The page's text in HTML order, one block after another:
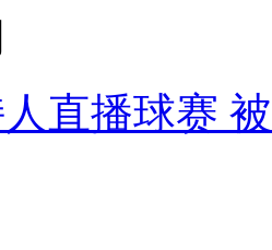
直播球赛